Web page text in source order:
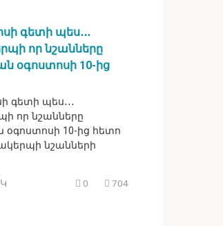
գետի պես․․․
որ նշանները
օգոստոսի 10-ից
գետի պես․․․
որ նշանները
10-ից հետո
նշանների
0 704